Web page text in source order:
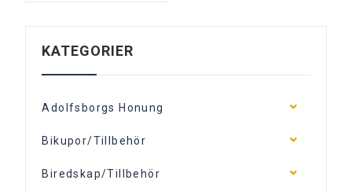
KATEGORIER
Adolfsborgs Honung
Bikupor/Tillbehör
Biredskap/Tillbehör